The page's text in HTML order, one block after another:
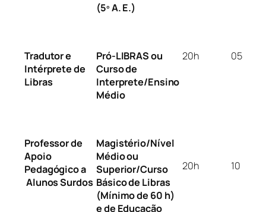
(5º A. E.)
Tradutor e
Intérprete de
Libras
Pró-LIBRAS ou
Curso de
Interprete/Ensino
Médio
20h 05
Professor de
Apoio
Pedagógico a
Alunos Surdos
Magistério/Nível
Médio ou
Superior/Curso
Básico de Libras
(Mínimo de 60 h)
e de Educação
20h 10